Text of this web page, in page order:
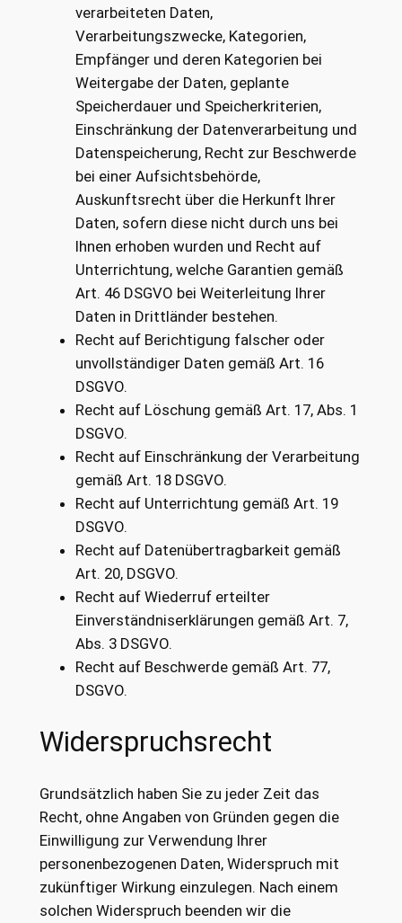
verarbeiteten Daten,
Verarbeitungszwecke, Kategorien,
Empfänger und deren Kategorien bei
Weitergabe der Daten, geplante
Speicherdauer und Speicherkriterien,
Einschränkung der Datenverarbeitung und
Datenspeicherung, Recht zur Beschwerde
bei einer Aufsichtsbehörde,
Auskunftsrecht über die Herkunft Ihrer
Daten, sofern diese nicht durch uns bei
Ihnen erhoben wurden und Recht auf
Unterrichtung, welche Garantien gemäß
Art. 46 DSGVO bei Weiterleitung Ihrer
Daten in Drittländer bestehen.
Recht auf Berichtigung falscher oder
unvollständiger Daten gemäß Art. 16
DSGVO.
Recht auf Löschung gemäß Art. 17, Abs. 1
DSGVO.
Recht auf Einschränkung der Verarbeitung
gemäß Art. 18 DSGVO.
Recht auf Unterrichtung gemäß Art. 19
DSGVO.
Recht auf Datenübertragbarkeit gemäß
Art. 20, DSGVO.
Recht auf Wiederruf erteilter
Einverständniserklärungen gemäß Art. 7,
Abs. 3 DSGVO.
Recht auf Beschwerde gemäß Art. 77,
DSGVO.
Widerspruchsrecht
Grundsätzlich haben Sie zu jeder Zeit das
Recht, ohne Angaben von Gründen gegen die
Einwilligung zur Verwendung Ihrer
personenbezogenen Daten, Widerspruch mit
zukünftiger Wirkung einzulegen. Nach einem
solchen Widerspruch beenden wir die